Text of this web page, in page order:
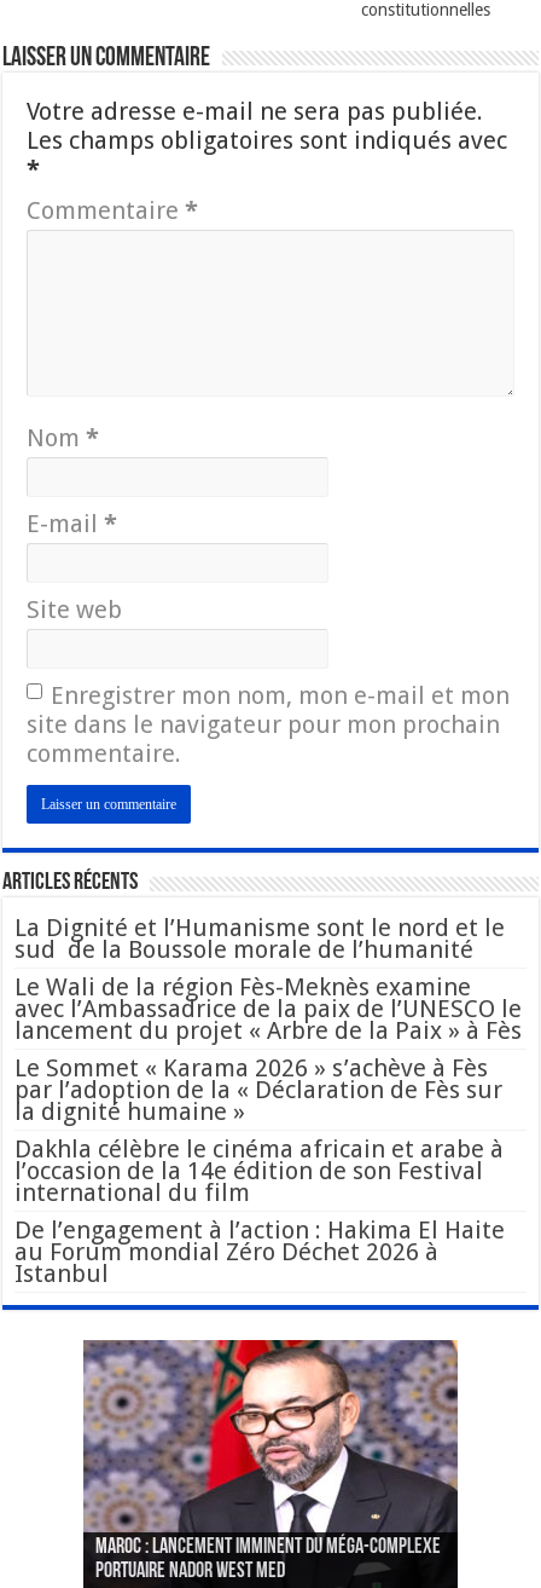
constitutionnelles
Laisser un commentaire
Votre adresse e-mail ne sera pas publiée.
Les champs obligatoires sont indiqués avec
*
Commentaire*
Nom*
E-mail*
Site web
Enregistrer mon nom, mon e-mail et mon
site dans le navigateur pour mon prochain
commentaire.
Articles Récents
La Dignité et l’Humanisme sont le nord et le
sud de la Boussole morale de l’humanité
Le Wali de la région Fès-Meknès examine
avec l’Ambassadrice de la paix de l’UNESCO le
lancement du projet « Arbre de la Paix » à Fès
Le Sommet « Karama 2026 » s’achève à Fès
par l’adoption de la « Déclaration de Fès sur
la dignité humaine »
Dakhla célèbre le cinéma africain et arabe à
l’occasion de la 14e édition de son Festival
international du film
De l’engagement à l’action : Hakima El Haite
au Forum mondial Zéro Déchet 2026 à
Istanbul
MAROC : Lancement imminent du méga-complexe
portuaire Nador West Med
Le Wali Ait Taleb préside la nomination du
nouveau Secrétaire Général pour insuffler un
sang nouveau à l’administration
Fès : La 70e conférence annuelle de la
Fédération internationale des journalistes et
des écrivains s’est achevée
Paris va présenter à Alger une liste de
« plusieurs centaines de personnes » aux
profils « dangereux »
CGEM: le binôme Oukacha-Joundy reconduit à la
tête de la Fédération des pêches maritimes